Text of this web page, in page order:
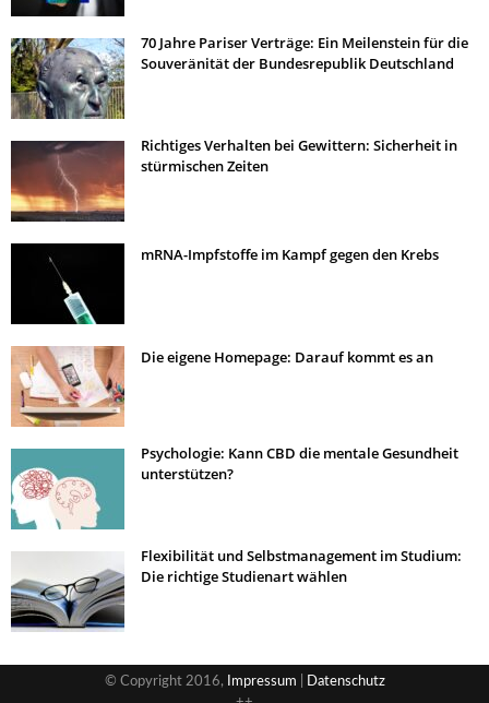
70 Jahre Pariser Verträge: Ein Meilenstein für die
Souveränität der Bundesrepublik Deutschland
Richtiges Verhalten bei Gewittern: Sicherheit in
stürmischen Zeiten
mRNA-Impfstoffe im Kampf gegen den Krebs
Die eigene Homepage: Darauf kommt es an
Psychologie: Kann CBD die mentale Gesundheit
unterstützen?
Flexibilität und Selbstmanagement im Studium:
Die richtige Studienart wählen
© Copyright 2016, Impressum
Datenschutz